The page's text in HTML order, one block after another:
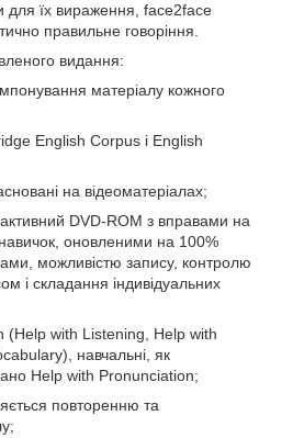
для їх вираження, face2face
правильне говоріння.
видання:
матеріалу кожного
English Corpus і English
на відеоматеріалах;
DVD-ROM з вправами на
оновленими на 100%
можливістю запису, контролю
і складання індивідуальних
(Help with Listening, Help with
навчальні, як
Help with Pronunciation;
повторенню та